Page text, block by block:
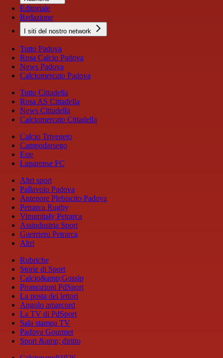
Editoriale
Redazione
I siti del nostro network
Tutto Padova
Rosa Calcio Padova
News Padova
Calciomercato Padova
Tutto Cittadella
Rosa AS Cittadella
News Cittadella
Calciomercato Cittadella
Calcio Triveneto
Campodarsego
Este
Luparense FC
Altri sport
Pallavolo Padova
Antenore Plebiscito Padova
Petrarca Rugby
Vinumitaly Petrarca
Assindustria Sport
Guerriero Petrarca
Altri
Rubriche
Storie di Sport
Calcio&amp;Gossip
Promozioni PdSport
La posta dei lettori
Angolo amarcord
La TV di PdSport
Sala stampa TV
Padova Gourmet
Sport &amp; diritto